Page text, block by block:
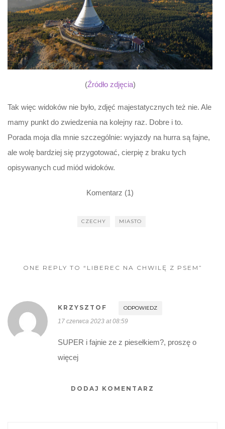
(Źródło zdjęcia)
Tak więc widoków nie było, zdjęć majestatycznych też nie. Ale
mamy punkt do zwiedzenia na kolejny raz. Dobre i to.
Porada moja dla mnie szczególnie: wyjazdy na hurra są fajne,
ale wolę bardziej się przygotować, cierpię z braku tych
opisywanych cud miód widoków.
Komentarz (1)
CZECHY MIASTO
ONE REPLY TO “LIBEREC NA CHWILĘ Z PSEM”
KRZYSZTOF ODPOWIEDZ
17 czerwca 2023 at 08:59
SUPER i fajnie ze z piesełkiem?, proszę o
więcej
DODAJ KOMENTARZ